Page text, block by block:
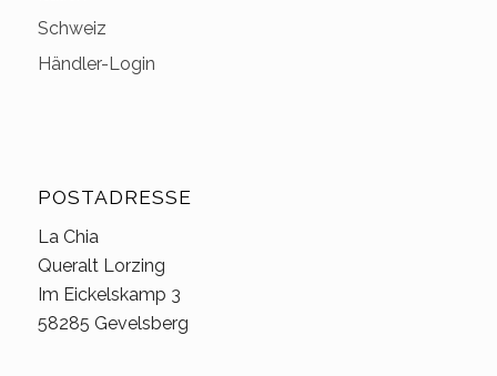
Schweiz
Händler-Login
POSTADRESSE
La Chia
Queralt Lorzing
Im Eickelskamp 3
58285 Gevelsberg